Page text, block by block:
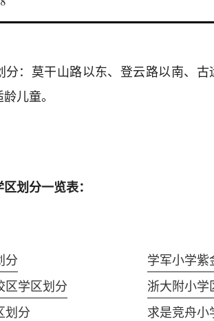
分：莫干山路以东、登云路以南、
儿童。
划分一览表：
分
学军小学紫
区学区划分
浙大附小学
划分
求是竞舟小